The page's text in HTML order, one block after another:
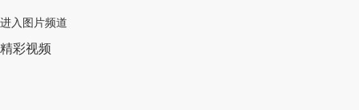
进入图片频道
精彩视频